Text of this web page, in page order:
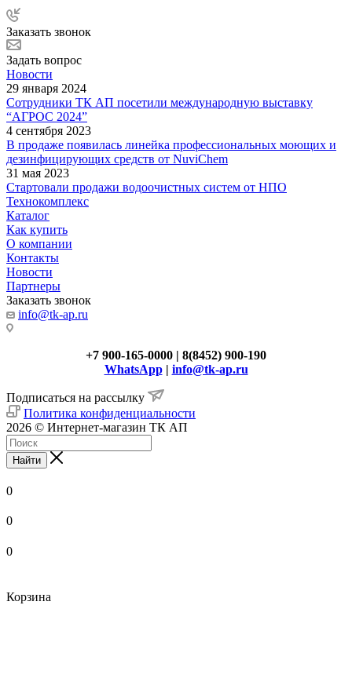
Заказать звонок
Задать вопрос
Новости
29 января 2024
Сотрудники ТК АП посетили международную выставку
“АГРОС 2024”
4 сентября 2023
В продаже появилась линейка профессиональных моющих и
дезинфицирующих средств от NuviChem
31 мая 2023
Стартовали продажи водоочистных систем от НПО
Технокомплекс
Каталог
Как купить
О компании
Контакты
Новости
Партнеры
Заказать звонок
info@tk-ap.ru
+7 900-165-0000 | 8(8452) 900-190
WhatsApp| info@tk-ap.ru
Подписаться на рассылку
Политика конфиденциальности
2026 © Интернет-магазин ТК АП
Найти
0
0
0
Корзина